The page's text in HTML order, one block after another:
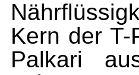
Kern der
Palkari